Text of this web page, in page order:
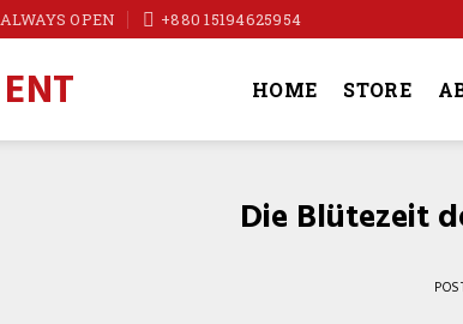
ALWAYS OPEN +880 15194625954
HOME STORE
Die Blütezeit